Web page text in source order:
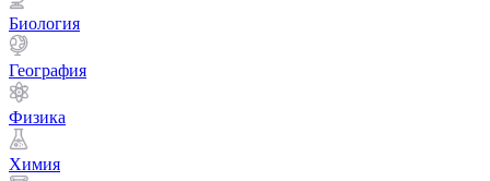
Биология
География
Физика
Химия